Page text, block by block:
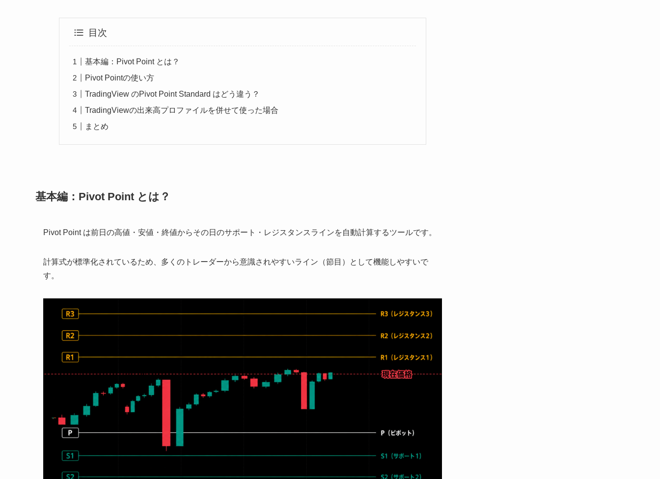
目次
基本編：Pivot Point とは？
Pivot Pointの使い方
TradingView のPivot Point Standard はどう違う？
TradingViewの出来高プロファイルを併せて使った場合
まとめ
基本編：Pivot Point とは？
Pivot Point は前日の高値・安値・終値からその日のサポート・レジスタンスラインを自動計算するツールです。
計算式が標準化されているため、多くのトレーダーから意識されやすいライン（節目）として機能しやすいで
す。